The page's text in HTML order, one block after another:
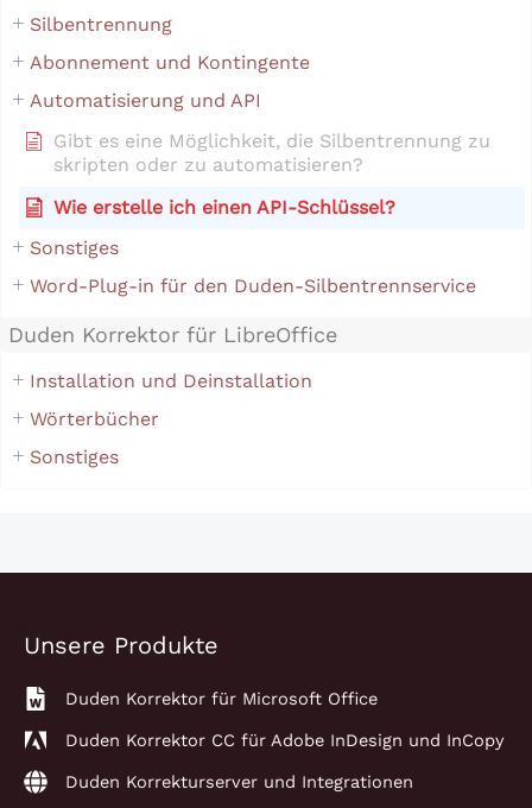
Silbentrennung
Abonnement und Kontingente
Automatisierung und API
Gibt es eine Möglichkeit, die Silbentrennung zu
skripten oder zu automatisieren?
Wie erstelle ich einen API-Schlüssel?
Sonstiges
Word-Plug-in für den Duden-Silbentrennservice
Duden Korrektor für LibreOffice
Installation und Deinstallation
Wörterbücher
Sonstiges
Unsere Produkte
Duden Korrektor für Microsoft Office
Duden Korrektor CC für Adobe InDesign und InCopy
Duden Korrekturserver und Integrationen